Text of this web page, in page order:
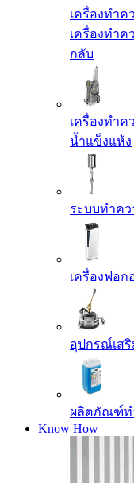
เครื่องทำค
เครื่องทำ
กลับ
เครื่องทำค
น้ำแข็งแห้ง
ระบบทำค
เครื่องฟอก
อุปกรณ์เสริ
ผลิตภัณฑ์ท
Know How